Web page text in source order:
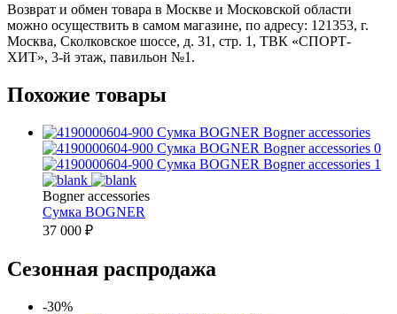
Возврат и обмен товара в Москве и Московской области
можно осуществить в самом магазине, по адресу: 121353, г.
Москва, Сколковское шоссе, д. 31, стр. 1, ТВК «СПОРТ-
ХИТ», 3-й этаж, павильон №1.
Похожие товары
Bogner accessories
Сумка BOGNER
37 000 ₽
Сезонная распродажа
-30%